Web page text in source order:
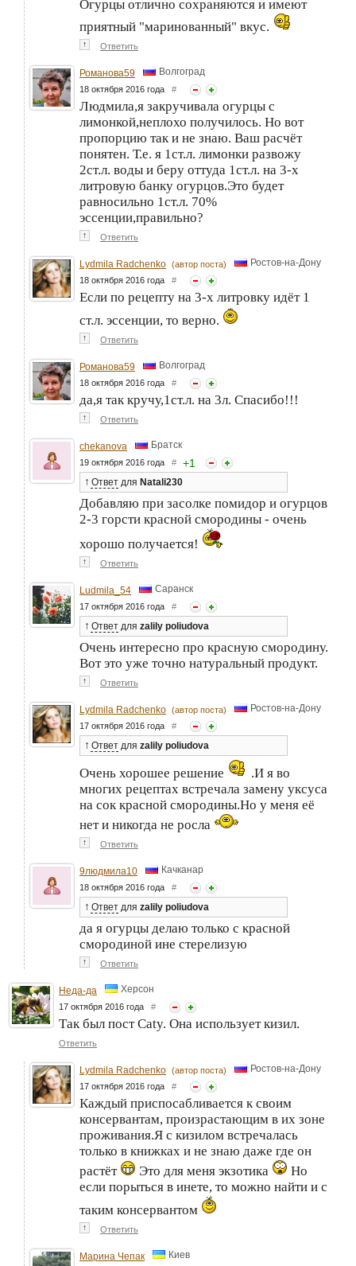
Огурцы отлично сохраняются и имеют
приятный "маринованный" вкус.
↑ Ответить
Романова59 Волгоград
18 октября 2016 года #
Людмила,я закручивала огурцы с
лимонкой,неплохо получилось. Но вот
пропорцию так и не знаю. Ваш расчёт
понятен. Т.е. я 1ст.л. лимонки развожу
2ст.л. воды и беру оттуда 1ст.л. на 3-х
литровую банку огурцов.Это будет
равносильно 1ст.л. 70%
эссенции,правильно?
↑ Ответить
Lydmila Radchenko (автор поста) Ростов-на-Дону
18 октября 2016 года #
Если по рецепту на 3-х литровку идёт 1
ст.л. эссенции, то верно.
↑ Ответить
Романова59 Волгоград
18 октября 2016 года #
да,я так кручу,1ст.л. на 3л. Спасибо!!!
↑ Ответить
chekanova Братск
19 октября 2016 года # +1
↑ Ответ для Natali230
Добавляю при засолке помидор и огурцов
2-3 горсти красной смородины - очень
хорошо получается!
↑ Ответить
Ludmila_54 Саранск
17 октября 2016 года #
↑ Ответ для zalily poliudova
Очень интересно про красную смородину.
Вот это уже точно натуральный продукт.
↑ Ответить
Lydmila Radchenko (автор поста) Ростов-на-Дону
17 октября 2016 года #
↑ Ответ для zalily poliudova
Очень хорошее решение
.И я во
многих рецептах встречала замену уксуса
на сок красной смородины.Но у меня её
нет и никогда не росла
↑ Ответить
9людмила10 Качканар
18 октября 2016 года #
↑ Ответ для zalily poliudova
да я огурцы делаю только с красной
смородиной ине стерелизую
↑ Ответить
Неда-да Херсон
17 октября 2016 года #
Так был пост Caty. Она использует кизил.
Ответить
Lydmila Radchenko (автор поста) Ростов-на-Дону
17 октября 2016 года #
Каждый приспосабливается к своим
консервантам, произрастающим в их зоне
проживания.Я с кизилом встречалась
только в книжках и не знаю даже где он
растёт
Это для меня экзотика
Но
если порыться в инете, то можно найти и с
таким консервантом
↑ Ответить
Марина Чепак Киев